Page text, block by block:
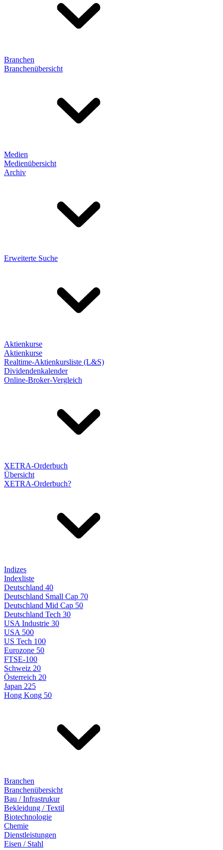
Branchen
Branchenübersicht
Medien
Medienübersicht
Archiv
Erweiterte Suche
Aktienkurse
Aktienkurse
Realtime-Aktienkursliste (L&S)
Dividendenkalender
Online-Broker-Vergleich
XETRA-Orderbuch
Übersicht
XETRA-Orderbuch?
Indizes
Indexliste
Deutschland 40
Deutschland Small Cap 70
Deutschland Mid Cap 50
Deutschland Tech 30
USA Industrie 30
USA 500
US Tech 100
Eurozone 50
FTSE-100
Schweiz 20
Österreich 20
Japan 225
Hong Kong 50
Branchen
Branchenübersicht
Bau / Infrastrukur
Bekleidung / Textil
Biotechnologie
Chemie
Dienstleistungen
Eisen / Stahl